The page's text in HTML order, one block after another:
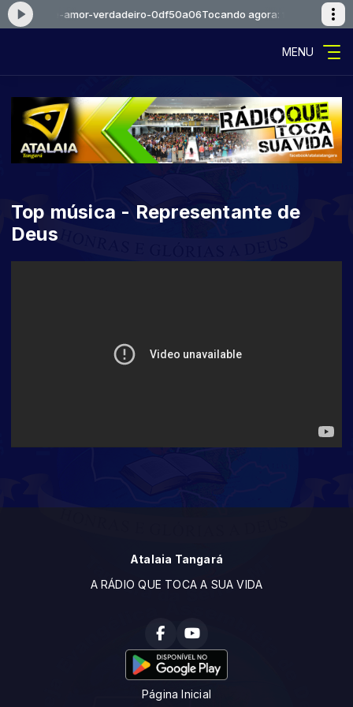
amor-verdadeiro-0df50a06Tocando agora:
MENU
Top música - Representante de
Deus
Atalaia Tangará
A RÁDIO QUE TOCA A SUA VIDA
Página Inicial